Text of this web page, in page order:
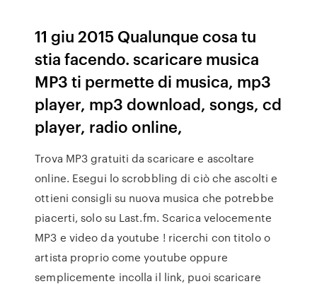
11 giu 2015 Qualunque cosa tu
stia facendo. scaricare musica
MP3 ti permette di musica, mp3
player, mp3 download, songs, cd
player, radio online,
Trova MP3 gratuiti da scaricare e ascoltare
online. Esegui lo scrobbling di ciò che ascolti e
ottieni consigli su nuova musica che potrebbe
piacerti, solo su Last.fm. Scarica velocemente
MP3 e video da youtube ! ricerchi con titolo o
artista proprio come youtube oppure
semplicemente incolla il link, puoi scaricare